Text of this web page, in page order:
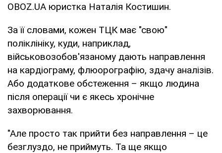
OBOZ.UA юристка Наталія Костишин.
За її словами, кожен ТЦК має "свою"
поліклініку, куди, наприклад,
військовозобов'язаному дають направлення
на кардіограму, флюорографію, здачу аналізів.
Або додаткове обстеження – якщо людина
після операції чи є якесь хронічне
захворювання.
"Але просто так прийти без направлення – це
безглуздо, не приймуть. Та ще якщо